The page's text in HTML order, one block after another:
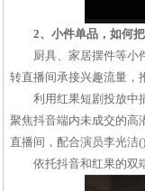
2、小件单品，如何
厨具、家居摆件等小
转直播间承接兴趣流量，
利用红果短剧投放中
聚焦抖音端内未成交的高
直播间，配合演员李光洁
依托抖音和红果的双